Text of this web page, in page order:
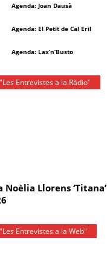
Agenda: Joan Dausà
Agenda: El Petit de Cal Eril
Agenda: Lax’n’Busto
Entrevistes a la Ràdio"
Llorens ‘Titana’
Entrevistes a la Web"